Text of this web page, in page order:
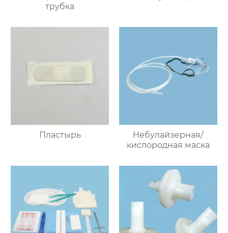
трубка
Пластырь
Небулайзерная/
кислородная маска